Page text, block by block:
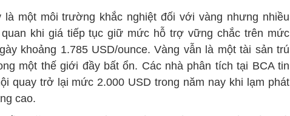
là một môi trường khắc nghiệt đối với vàng nhưng nhiều
khi giá tiếp tục giữ mức hỗ trợ vững chắc trên mức
khoảng 1.785 USD/ounce. Vàng vẫn là một tài sản trú
một thế giới đầy bất ổn. Các nhà phân tích tại BCA tin
quay trở lại mức 2.000 USD trong năm nay khi lạm phát
cao.